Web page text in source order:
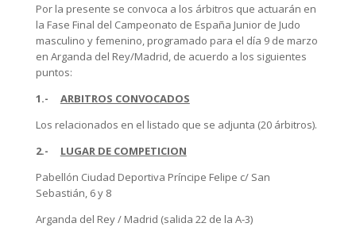
Por la presente se convoca a los árbitros que actuarán en
la Fase Final del Campeonato de España Junior de Judo
masculino y femenino, programado para el día 9 de marzo
en Arganda del Rey/Madrid, de acuerdo a los siguientes
puntos:
1.-
ARBITROS CONVOCADOS
Los relacionados en el listado que se adjunta (20 árbitros).
2.-
LUGAR DE COMPETICION
Pabellón Ciudad Deportiva Príncipe Felipe c/ San
Sebastián, 6 y 8
Arganda del Rey / Madrid (salida 22 de la A-3)